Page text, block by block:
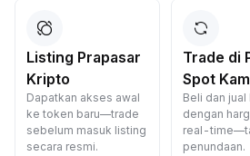
Listing Prapasar
Kripto
Dapatkan akses awal
ke token baru—trade
sebelum masuk listing
secara resmi.
Trade di
Spot
Beli dan jual
dengan
real-
penundaan.